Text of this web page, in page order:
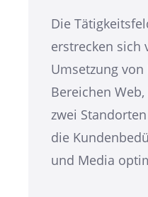
Die
erstrecken sich
Umsetzung
Bereichen
zwei
die
und Media